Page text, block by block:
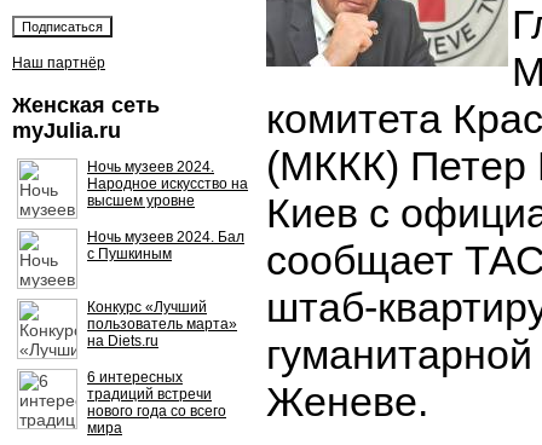
Наш партнёр
Женская сеть
myJulia.ru
Ночь музеев 2024.
Народное искусство на
высшем уровне
Ночь музеев 2024. Бал
с Пушкиным
Конкурс «Лучший
пользователь марта»
на Diets.ru
6 интересных
традиций встречи
нового года со всего
мира
комитета
(МККК) Петер
Киев с
сообщает
штаб-
Женеве.